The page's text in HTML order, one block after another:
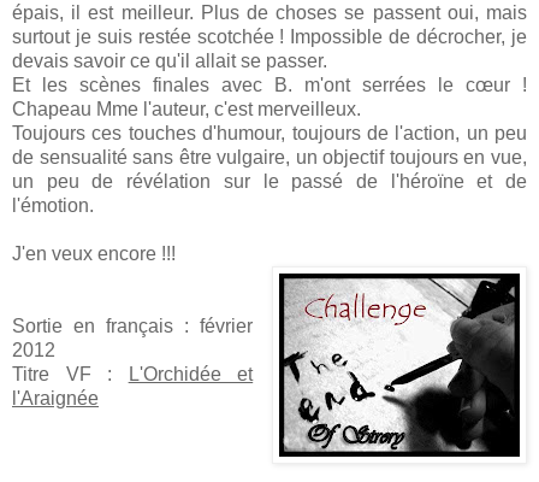
épais, il est meilleur. Plus de choses se passent oui, mais
surtout je suis restée scotchée ! Impossible de décrocher, je
devais savoir ce qu'il allait se passer.
Et les scènes finales avec B. m'ont serrées le cœur !
Chapeau Mme l'auteur, c'est merveilleux.
Toujours ces touches d'humour, toujours de l'action, un peu
de sensualité sans être vulgaire, un objectif toujours en vue,
un peu de révélation sur le passé de l'héroïne et de
l'émotion.
J'en veux encore !!!
Sortie en français : février
2012
Titre VF :
L'Orchidée et
l'Araignée